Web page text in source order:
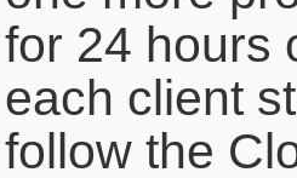
for 24 hours
each client
follow the